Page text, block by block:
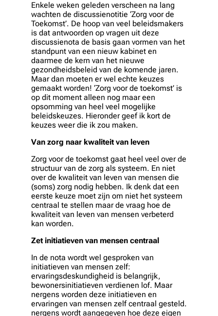
Enkele weken geleden verscheen na lang
wachten de discussienotitie ‘Zorg voor de
Toekomst’. De hoop van veel beleidsmakers
is dat antwoorden op vragen uit deze
discussienota de basis gaan vormen van het
standpunt van een nieuw kabinet en
daarmee de kern van het nieuwe
gezondheidsbeleid van de komende jaren.
Maar dan moeten er wel echte keuzes
gemaakt worden! ‘Zorg voor de toekomst’ is
op dit moment alleen nog maar een
opsomming van heel veel mogelijke
beleidskeuzes. Hieronder geef ik kort de
keuzes weer die ik zou maken.
Van zorg naar kwaliteit van leven
Zorg voor de toekomst gaat heel veel over de
structuur van de zorg als systeem. En niet
over de kwaliteit van leven van mensen die
(soms) zorg nodig hebben. Ik denk dat een
eerste keuze moet zijn om niet het systeem
centraal te stellen maar de vraag hoe de
kwaliteit van leven van mensen verbeterd
kan worden.
Zet initiatieven van mensen centraal
In de nota wordt wel gesproken van
initiatieven van mensen zelf:
ervaringsdeskundigheid is belangrijk,
bewonersinitiatieven verdienen lof. Maar
nergens worden deze initiatieven en
ervaringen van mensen zelf centraal gesteld.
nergens wordt aangegeven hoe deze eigen